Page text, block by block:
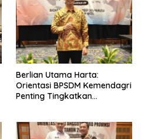
Berlian Utama Harta:
Orientasi BPSDM Kemendagri
Penting Tingkatkan